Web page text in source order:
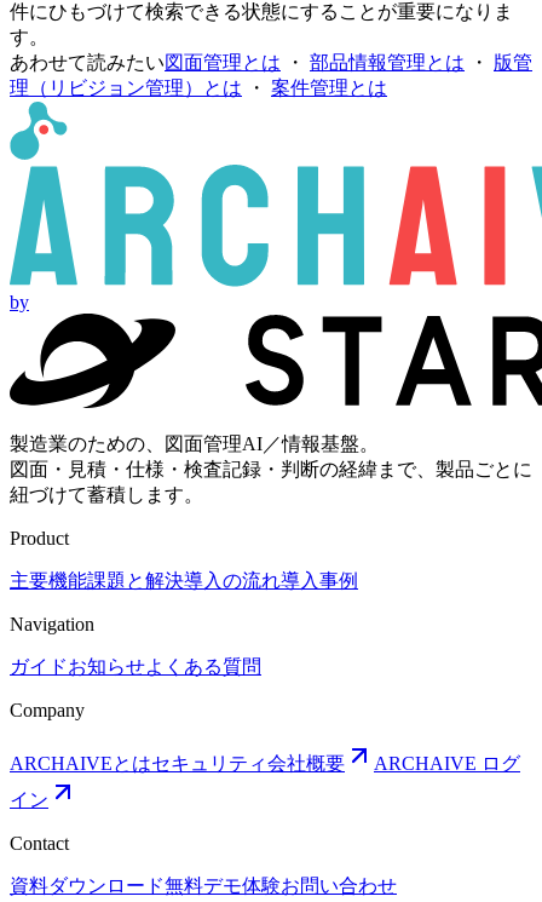
件にひもづけて検索できる状態にすることが重要になりま
す。
あわせて読みたい図面管理とは ・ 部品情報管理とは ・ 版管
理（リビジョン管理）とは ・ 案件管理とは
by
製造業のための、図面管理AI／情報基盤。
図面・見積・仕様・検査記録・判断の経緯まで、製品ごとに
紐づけて蓄積します。
Product
主要機能課題と解決導入の流れ導入事例
Navigation
ガイドお知らせよくある質問
Company
ARCHAIVEとはセキュリティ会社概要
ARCHAIVE ログ
イン
Contact
資料ダウンロード無料デモ体験お問い合わせ